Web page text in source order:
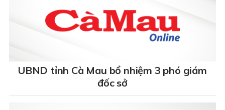
UBND tỉnh Cà Mau bổ nhiệm 3 phó giám
đốc sở